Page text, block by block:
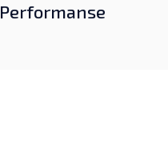
Performanse